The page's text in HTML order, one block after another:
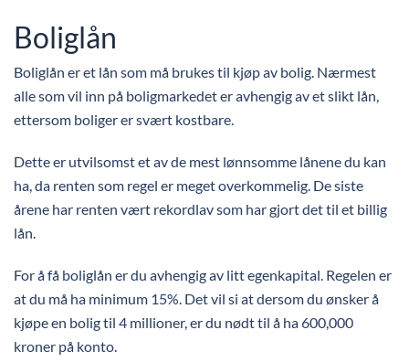
Boliglån
Boliglån er et lån som må brukes til kjøp av bolig. Nærmest
alle som vil inn på boligmarkedet er avhengig av et slikt lån,
ettersom boliger er svært kostbare.
Dette er utvilsomst et av de mest lønnsomme lånene du kan
ha, da renten som regel er meget overkommelig. De siste
årene har renten vært rekordlav som har gjort det til et billig
lån.
For å få boliglån er du avhengig av litt egenkapital. Regelen er
at du må ha minimum 15%. Det vil si at dersom du ønsker å
kjøpe en bolig til 4 millioner, er du nødt til å ha 600,000
kroner på konto.